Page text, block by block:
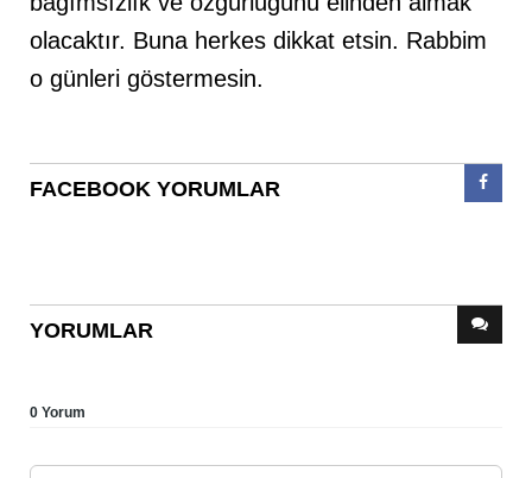
olacaktır. Buna herkes dikkat etsin. Rabbim
o günleri göstermesin.
FACEBOOK YORUMLAR
YORUMLAR
0 Yorum